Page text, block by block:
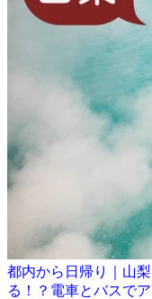
都内から日帰り｜山
る！？電車とバスで